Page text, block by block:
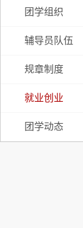
团学组织
辅导员队伍
规章制度
就业创业
团学动态